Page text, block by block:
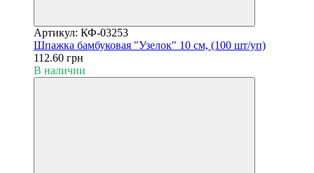
Артикул: КФ-03253
Шпажка бамбуковая "Узелок" 10 см, (100 шт/уп)
112.60 грн
В наличии